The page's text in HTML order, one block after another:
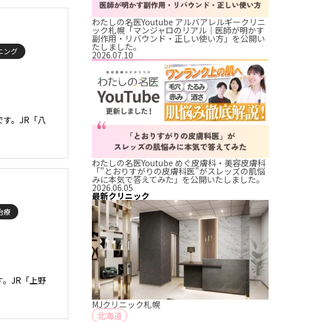
ング
。JR「八
療
。JR「上野
わたしの名医Youtube アルバアレルギークリニ
ック札幌「マンジャロのリアル｜医師が明かす
副作用・リバウンド・正しい使い方」を公開い
たしました。
2026.07.10
わたしの名医Youtube めぐ皮膚科・美容皮膚科
「”とおりすがりの皮膚科医”がスレッズの肌悩
みに本気で答えてみた」を公開いたしました。
2026.06.05
最新クリニック
MJクリニック札幌
北海道